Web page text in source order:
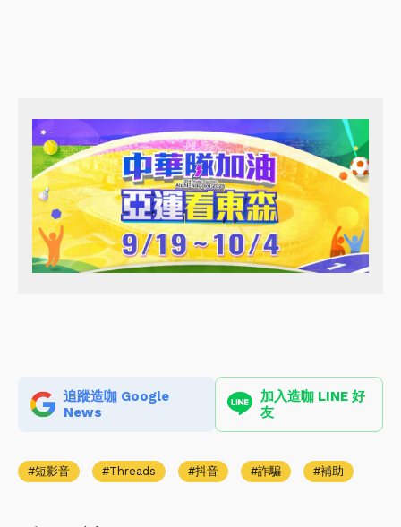
追蹤造咖 Google
News
加入造咖 LINE 好
友
短影音 Threads 抖音 詐騙 補助